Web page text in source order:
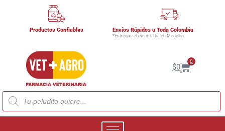
Productos Confiables Envíos Rápidos a Toda Colombia
*Entregas el mismo Día en Medellín
$0
0